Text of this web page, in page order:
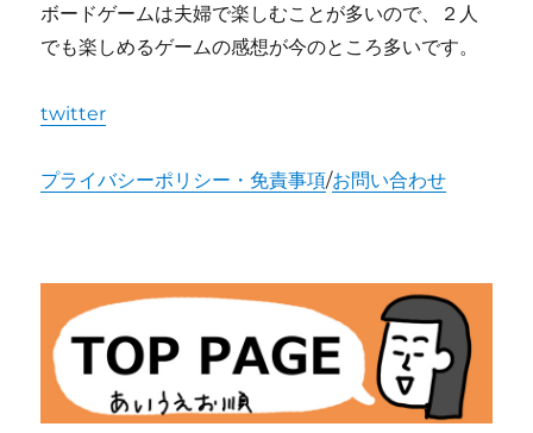
ボードゲームは夫婦で楽しむことが多いので、２人
でも楽しめるゲームの感想が今のところ多いです。
twitter
プライバシーポリシー・免責事項/お問い合わせ